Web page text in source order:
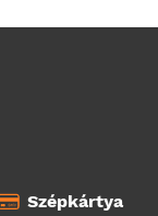
Szépkártya